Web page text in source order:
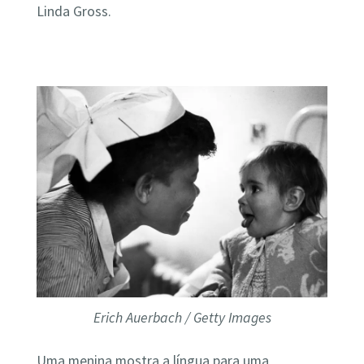
Linda Gross.
Erich Auerbach / Getty Images